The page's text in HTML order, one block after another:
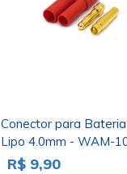
Conector para
Lipo 4.0mm - WAM-
R$ 9,90